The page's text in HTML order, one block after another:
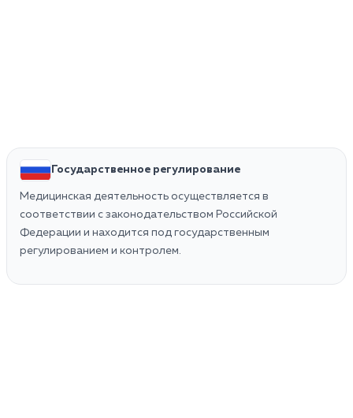
Государственное регулирование
Медицинская деятельность осуществляется в
соответствии с законодательством Российской
Федерации и находится под государственным
регулированием и контролем.